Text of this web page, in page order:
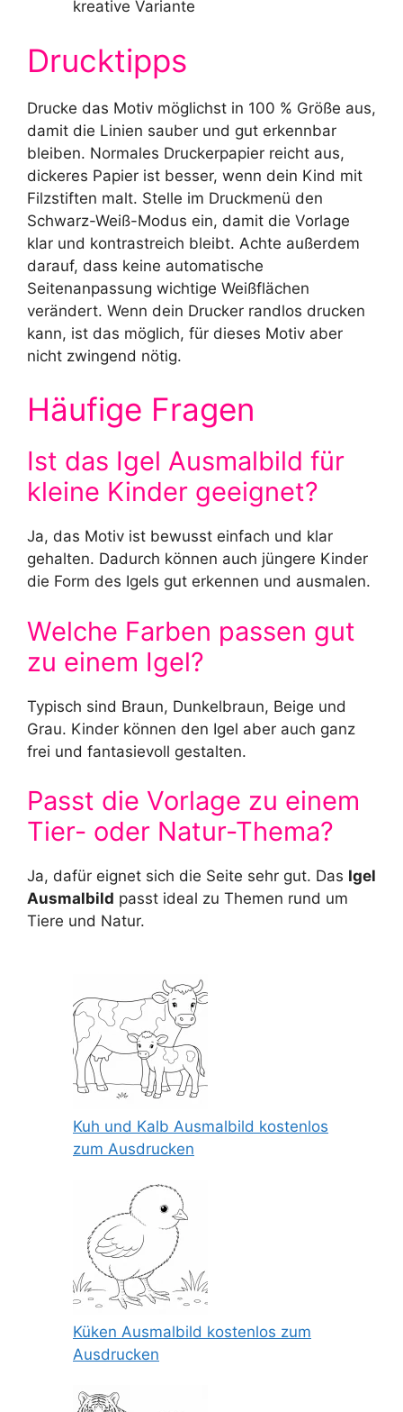
kreative Variante
Drucktipps
Drucke das Motiv möglichst in 100 % Größe aus,
damit die Linien sauber und gut erkennbar
bleiben. Normales Druckerpapier reicht aus,
dickeres Papier ist besser, wenn dein Kind mit
Filzstiften malt. Stelle im Druckmenü den
Schwarz-Weiß-Modus ein, damit die Vorlage
klar und kontrastreich bleibt. Achte außerdem
darauf, dass keine automatische
Seitenanpassung wichtige Weißflächen
verändert. Wenn dein Drucker randlos drucken
kann, ist das möglich, für dieses Motiv aber
nicht zwingend nötig.
Häufige Fragen
Ist das Igel Ausmalbild für
kleine Kinder geeignet?
Ja, das Motiv ist bewusst einfach und klar
gehalten. Dadurch können auch jüngere Kinder
die Form des Igels gut erkennen und ausmalen.
Welche Farben passen gut
zu einem Igel?
Typisch sind Braun, Dunkelbraun, Beige und
Grau. Kinder können den Igel aber auch ganz
frei und fantasievoll gestalten.
Passt die Vorlage zu einem
Tier- oder Natur-Thema?
Ja, dafür eignet sich die Seite sehr gut. Das Igel
Ausmalbild passt ideal zu Themen rund um
Tiere und Natur.
Kuh und Kalb Ausmalbild kostenlos
zum Ausdrucken
Küken Ausmalbild kostenlos zum
Ausdrucken